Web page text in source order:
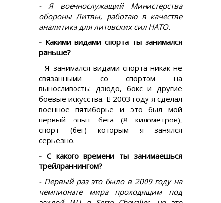
- Я военнослужащий Министерства
обороны Литвы, работаю в качестве
аналитика для литовских сил НАТО.
- Какими видами спорта ты занимался
раньше?
- Я занимался видами спорта никак не
связанными со спортом на
выносливость: дзюдо, бокс и другие
боевые искусства. В 2003 году я сделал
военное пятиборье и это был мой
первый опыт бега (8 километров),
спорт (бег) которым я занялся
серьезно.
- С какого времени ты занимаешься
трейлраннингом?
- Первый раз это было в 2009 году на
чемпионате мира проходящим под